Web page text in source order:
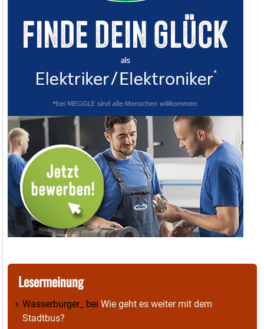
Lesermeinung
Wasserburger_ bei Wie geht es weiter mit dem
Stadtbus?